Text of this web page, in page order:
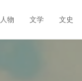
人物 文学 文史